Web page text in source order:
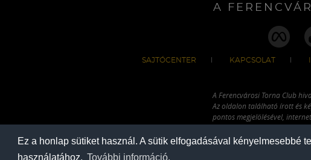
Ez a honlap sütiket használ. A sütik elfogadásával kényelmesebbé
használatához. További információ.
A
SAJTÓCENTER KAPCSOLAT
A Ferencvárosi Torna Club
Az oldalon található írott és
pontos megjelölésével,
hivatkozással használhatóak